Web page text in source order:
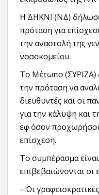
Η ΔΗΚΝΙ (ΝΔ)
πρόταση για
την αναστολή της
νοσοκομείου.
Το Μέτωπο (ΣΥΡΙΖΑ)
την πρόταση να
διευθυντές και οι
για την κάλυψη και
εφ όσον
επίσχεση.
Το συμπέρασμα
επιβεβαιώνονται οι
– Οι